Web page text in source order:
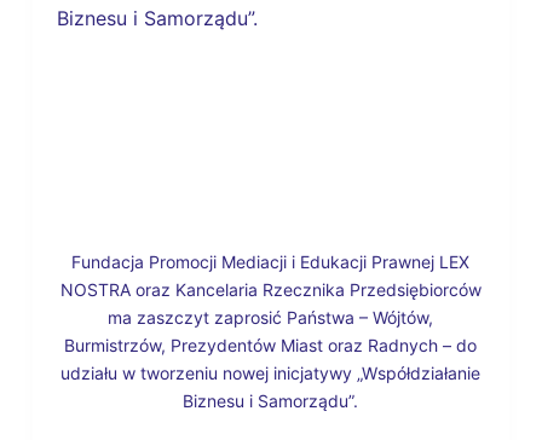
Fundacja Promocji Mediacji i Edukacji Prawnej LEX
NOSTRA oraz Kancelaria Rzecznika Przedsiębiorców
ma zaszczyt zaprosić Państwa – Wójtów,
Burmistrzów, Prezydentów Miast oraz Radnych – do
udziału w tworzeniu nowej inicjatywy „Współdziałanie
Biznesu i Samorządu”.